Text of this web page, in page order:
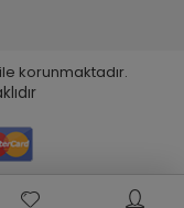
korunmaktadır.